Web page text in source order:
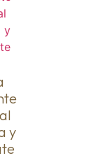
y